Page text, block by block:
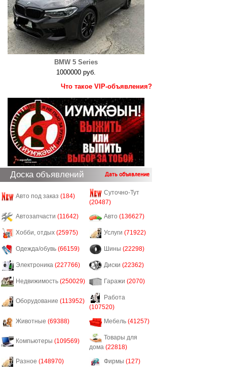
BMW 5 Series
1000000 руб.
Что такое VIP-объявления?
Доска объявлений Дать объявление
Авто под заказ (184)
Суточно-Тут
(20487)
Автозапчасти (11642) Авто (136627)
Хобби, отдых (25975) Услуги (71922)
Одежда/обувь (66159) Шины (22298)
Электроника (227766) Диски (22362)
Недвижимость (250029) Гаражи (2070)
Оборудование (113952)
Работа
(107520)
Животные (69388) Мебель (41257)
Компьютеры (109569)
Товары для
дома (22818)
Разное (148970) Фирмы (127)